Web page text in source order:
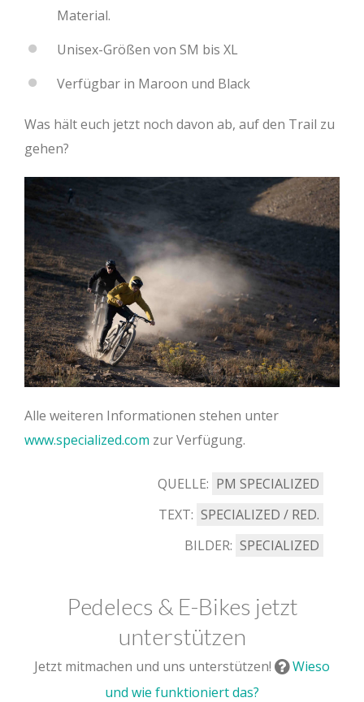
Material.
Unisex-Größen von SM bis XL
Verfügbar in Maroon und Black
Was hält euch jetzt noch davon ab, auf den Trail zu
gehen?
Alle weiteren Informationen stehen unter
www.specialized.com zur Verfügung.
QUELLE: PM SPECIALIZED
TEXT: SPECIALIZED / RED.
BILDER: SPECIALIZED
Pedelecs & E-Bikes jetzt
unterstützen
Jetzt mitmachen und uns unterstützen!
Wieso
und wie funktioniert das?